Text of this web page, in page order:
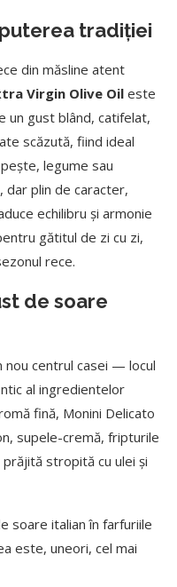
tradiției
din măsline atent
Virgin Olive Oil este
un gust blând, catifelat,
scăzută, fiind ideal
legume sau
plin de caracter,
echilibru și armonie
gătitul de zi cu zi,
rece.
de soare
nou centrul casei — locul
al ingredientelor
fină, Monini Delicato
supele-cremă, fripturile
stropită cu ulei și
soare italian în farfuriile
este, uneori, cel mai